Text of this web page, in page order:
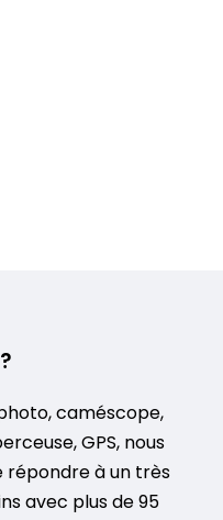
caméscope,
GPS, nous
répondre à un très
avec plus de 95